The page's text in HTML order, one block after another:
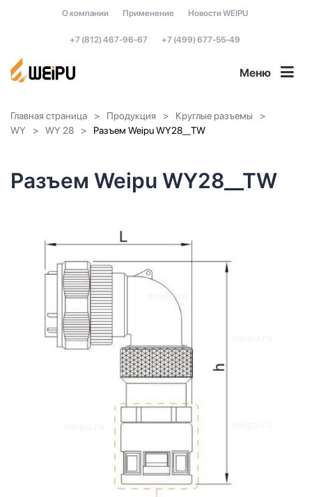
О компании Применение Новости WEIPU
+7 (812) 467-96-67 +7 (499) 677-55-49
Меню
Главная страница Продукция
Круглые разъемы
WY
WY 28 Разъем Weipu WY28__TW
Разъем Weipu WY28__TW